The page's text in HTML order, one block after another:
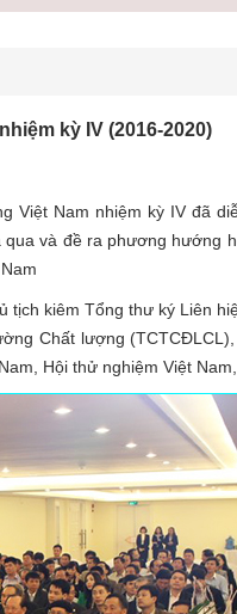
kỳ IV (2016-2020)
Việt Nam nhiệm kỳ IV đã
và đề ra phương hướng
kiêm Tổng thư ký Liên
Chất lượng
Hội thử nghiệm Việt